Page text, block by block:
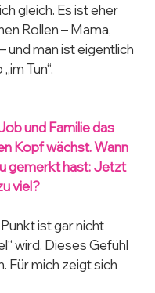
gleich. Es ist eher
Rollen – Mama,
und man ist eigentlich
Tun“.
und Familie das
Kopf wächst. Wann
gemerkt hast: Jetzt
viel?
ist gar nicht
wird. Dieses Gefühl
Für mich zeigt sich